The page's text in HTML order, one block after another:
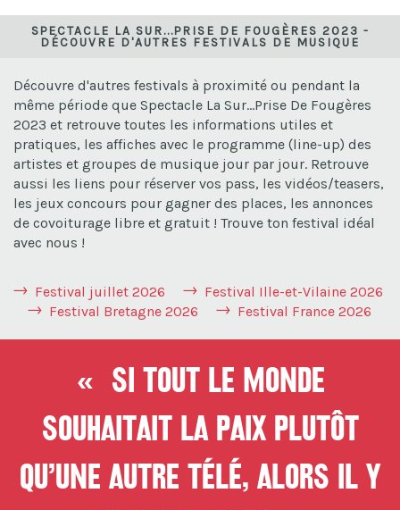
SPECTACLE LA SUR...PRISE DE FOUGÈRES 2023 -
DÉCOUVRE D'AUTRES FESTIVALS DE MUSIQUE
Découvre d'autres festivals à proximité ou pendant la
même période que Spectacle La Sur...Prise De Fougères
2023 et retrouve toutes les informations utiles et
pratiques, les affiches avec le programme (line-up) des
artistes et groupes de musique jour par jour. Retrouve
aussi les liens pour réserver vos pass, les vidéos/teasers,
les jeux concours pour gagner des places, les annonces
de covoiturage libre et gratuit ! Trouve ton festival idéal
avec nous !
Festival juillet 2026
Festival Ille-et-Vilaine 2026
Festival Bretagne 2026
Festival France 2026
« Si tout le monde
souhaitait la paix plutôt
qu’une autre télé, alors il y